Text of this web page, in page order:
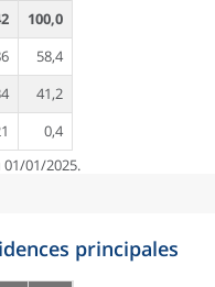
100,0
58,4
41,2
0,4
01/01/2025.
principales